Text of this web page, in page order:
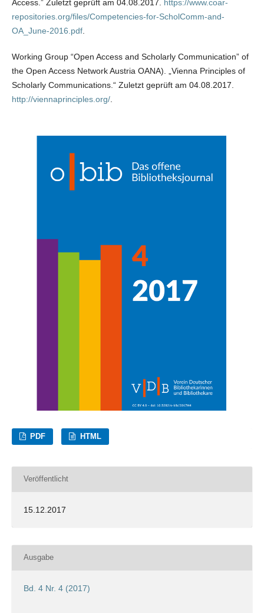
Access.” Zuletzt geprüft am 04.08.2017. https://www.coar-
repositories.org/files/Competencies-for-ScholComm-and-
OA_June-2016.pdf.
Working Group “Open Access and Scholarly Communication” of
the Open Access Network Austria OANA). „Vienna Principles of
Scholarly Communications.“ Zuletzt geprüft am 04.08.2017.
http://viennaprinciples.org/.
PDF HTML
Veröffentlicht
15.12.2017
Ausgabe
Bd. 4 Nr. 4 (2017)